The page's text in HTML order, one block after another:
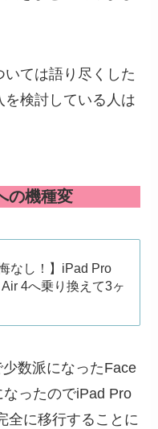
ては語り尽くした
検討している人は
の機種変
なし！】iPad Pro
4へ乗り換えて3ヶ
数派になったFace
ったのでiPad Pro
全に移行することに